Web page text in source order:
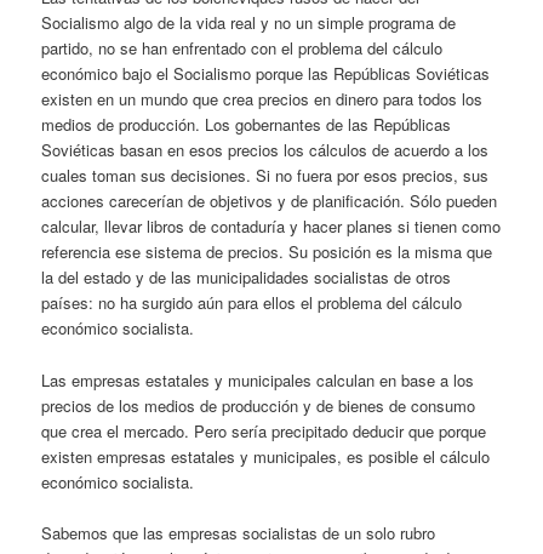
Socialismo algo de la vida real y no un simple programa de
partido, no se han enfrentado con el problema del cálculo
económico bajo el Socialismo porque las Repúblicas Soviéticas
existen en un mundo que crea precios en dinero para todos los
medios de producción. Los gobernantes de las Repúblicas
Soviéticas basan en esos precios los cálculos de acuerdo a los
cuales toman sus decisiones. Si no fuera por esos precios, sus
acciones carecerían de objetivos y de planificación. Sólo pueden
calcular, llevar libros de contaduría y hacer planes si tienen como
referencia ese sistema de precios. Su posición es la misma que
la del estado y de las municipalidades socialistas de otros
países: no ha surgido aún para ellos el problema del cálculo
económico socialista.
Las empresas estatales y municipales calculan en base a los
precios de los medios de producción y de bienes de consumo
que crea el mercado. Pero sería precipitado deducir que porque
existen empresas estatales y municipales, es posible el cálculo
económico socialista.
Sabemos que las empresas socialistas de un solo rubro